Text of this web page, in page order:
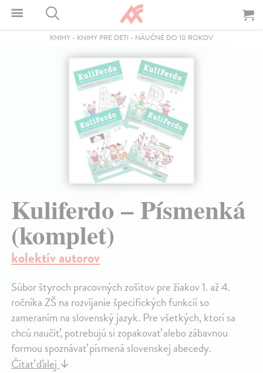
KNIHY - KNIHY PRE DETI - NÁUČNÉ DO 10 ROKOV
Kuliferdo – Písmenká
(komplet)
kolektív autorov
Súbor štyroch pracovných zošitov pre žiakov 1. až 4.
ročníka ZŠ na rozvíjanie špecifických funkcií so
zameraním na slovenský jazyk. Pre všetkých, ktorí sa
chcú naučiť, potrebujú si zopakovať alebo zábavnou
formou spoznávať písmená slovenskej abecedy.
Čítať ďalej ↓